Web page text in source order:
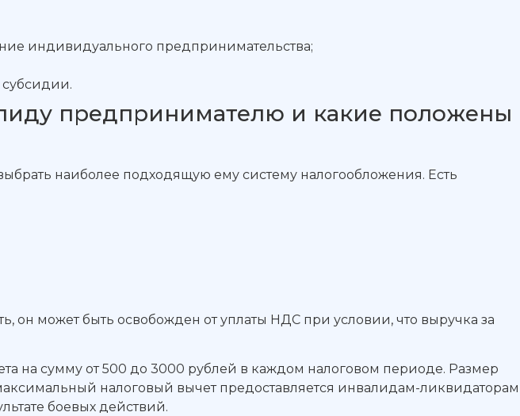
индивидуального предпринимательства;
субсидии.
предпринимателю и какие положены
наиболее подходящую ему систему налогообложения. Есть
может быть освобожден от уплаты НДС при условии, что выручка за
на сумму от 500 до 3000 рублей в каждом налоговом периоде. Размер
налоговый вычет предоставляется инвалидам-ликвидаторам
боевых действий.